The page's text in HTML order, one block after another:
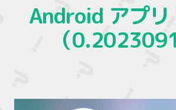
Android アプリ
（